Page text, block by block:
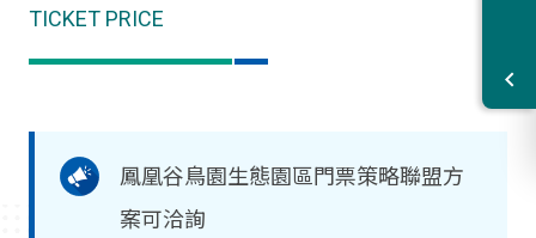
TICKET PRICE
鳳凰谷鳥園生態園區門票策略聯盟方
案可洽詢